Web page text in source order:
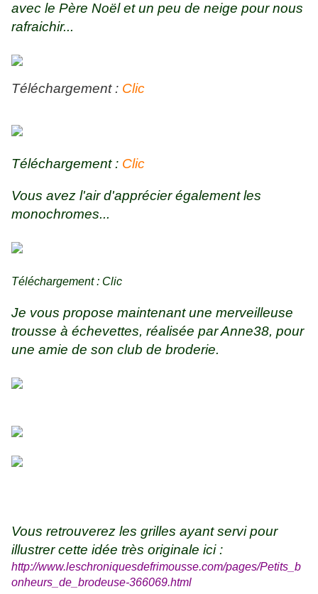
avec le Père Noël et un peu de neige pour nous
rafraichir...
Téléchargement : Clic
Téléchargement : Clic
Vous avez l'air d'apprécier également les
monochromes...
Téléchargement : Clic
Je vous propose maintenant une merveilleuse
trousse à échevettes, réalisée par Anne38, pour
une amie de son club de broderie.
Vous retrouverez les grilles ayant servi pour
illustrer cette idée très originale ici :
http://www.leschroniquesdefrimousse.com/pages/Petits_b
onheurs_de_brodeuse-366069.html